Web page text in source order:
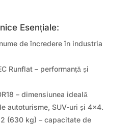
Esențiale:
de încredere în industria
Runflat – performanță și
– dimensiunea ideală
autoturisme, SUV-uri și 4×4.
(630 kg) – capacitate de